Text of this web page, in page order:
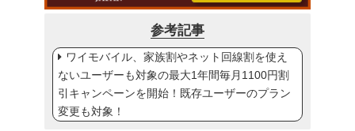
参考記事
ワイモバイル、家族割やネット回線割を使え
ないユーザーも対象の最大1年間毎月1100円割
引キャンペーンを開始！既存ユーザーのプラン
変更も対象！